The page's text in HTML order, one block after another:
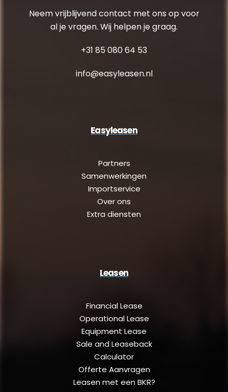
Neem vrijblijvend contact met ons op voor
al je vragen. Wij helpen je graag.
+31 85 080 64 53
info@easyleasen.nl
Easyleasen
Partners
Samenwerkingen
Importservice
Over ons
Extra diensten
Leasen
Financial Lease
Operational Lease
Equipment Lease
Sale and Leaseback
Calculator
Offerte Aanvragen
Leasen met een BKR?